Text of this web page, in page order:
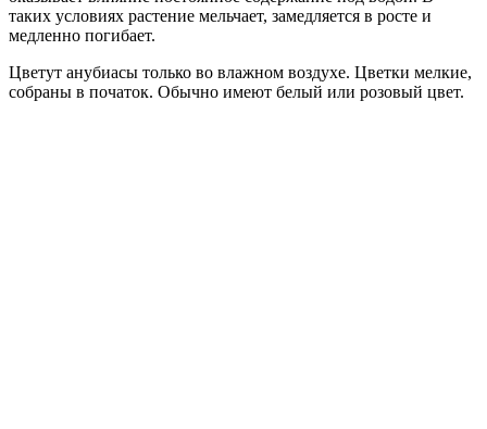
таких условиях растение мельчает, замедляется в росте и
медленно погибает.
Цветут анубиасы только во влажном воздухе. Цветки мелкие,
собраны в початок. Обычно имеют белый или розовый цвет.